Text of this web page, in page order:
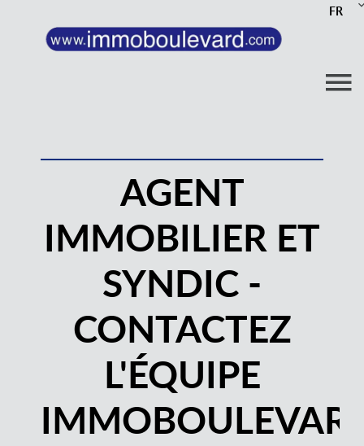
FR
AGENT
IMMOBILIER ET
SYNDIC -
CONTACTEZ
L'ÉQUIPE